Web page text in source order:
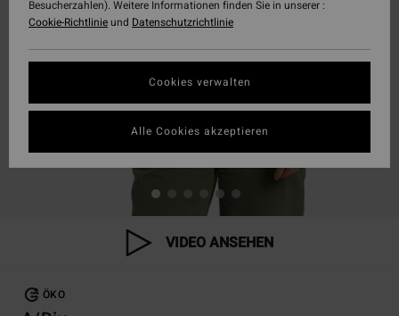
VIDEO ANSEHEN
ÖKO
Besucherzahlen). Weitere Informationen finden Sie in unserer :
Cookie-Richtlinieund Datenschutzrichtlinie
Cookies verwalten
Alle Cookies akzeptieren